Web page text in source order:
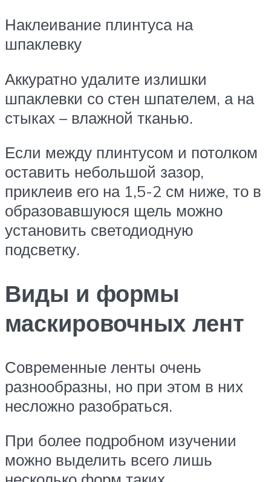
Наклеивание плинтуса на
шпаклевку
Аккуратно удалите излишки
шпаклевки со стен шпателем, а на
стыках – влажной тканью.
Если между плинтусом и потолком
оставить небольшой зазор,
приклеив его на 1,5-2 см ниже, то в
образовавшуюся щель можно
установить светодиодную
подсветку.
Виды и формы
маскировочных лент
Современные ленты очень
разнообразны, но при этом в них
несложно разобраться.
При более подробном изучении
можно выделить всего лишь